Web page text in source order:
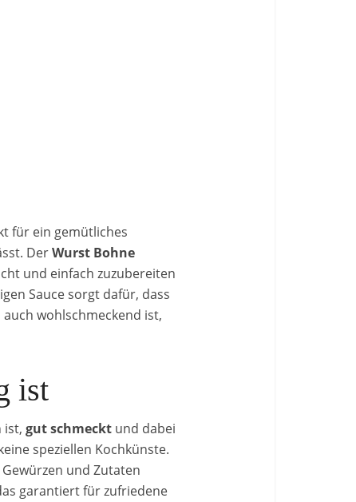
für ein gemütliches
DerWurst Bohne
und einfach zuzubereiten
Sauce sorgt dafür, dass
wohlschmeckend ist,
ist
ist, gut schmeckt und dabei
speziellen Kochkünste.
und Zutaten
garantiert für zufriedene